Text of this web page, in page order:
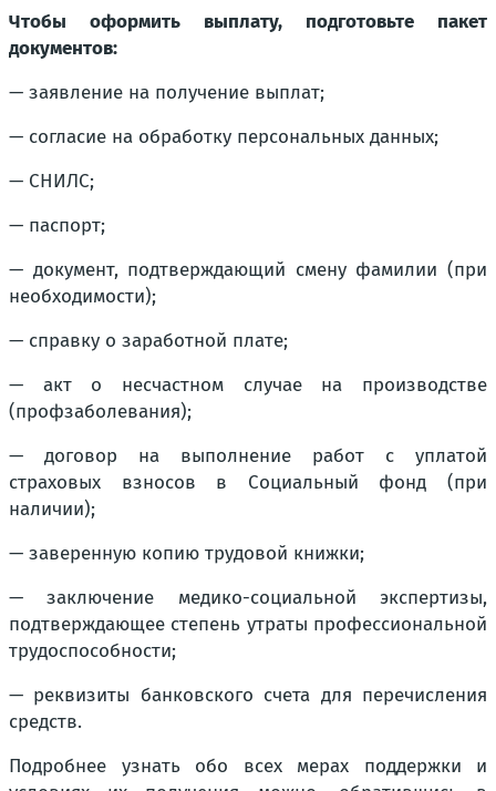
Чтобы оформить выплату, подготовьте пакет
документов:
— заявление на получение выплат;
— согласие на обработку персональных данных;
— СНИЛС;
— паспорт;
— документ, подтверждающий смену фамилии (при
необходимости);
— справку о заработной плате;
— акт о несчастном случае на производстве
(профзаболевания);
— договор на выполнение работ с уплатой
страховых взносов в Социальный фонд (при
наличии);
— заверенную копию трудовой книжки;
— заключение медико-социальной экспертизы,
подтверждающее степень утраты профессиональной
трудоспособности;
— реквизиты банковского счета для перечисления
средств.
Подробнее узнать обо всех мерах поддержки и